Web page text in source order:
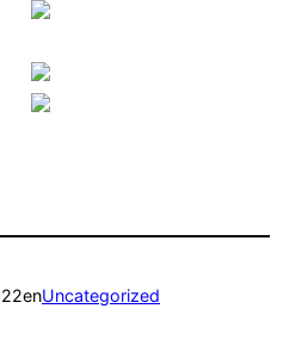
enUncategorized